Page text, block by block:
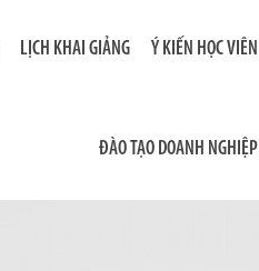
LỊCH KHAI GIẢNG Ý KIẾN HỌC VIÊN
ĐÀO TẠO DOANH NGHIỆP